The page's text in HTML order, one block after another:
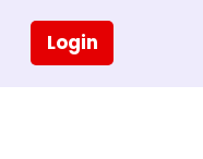
Login